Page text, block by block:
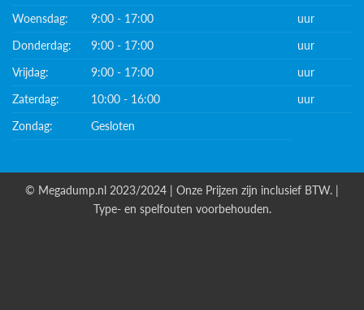
Woensdag:
9:00 - 17:00
uur
Donderdag:
9:00 - 17:00
uur
Vrijdag:
9:00 - 17:00
uur
Zaterdag:
10:00 - 16:00
uur
Zondag:
Gesloten
© Megadump.nl 2023/2024 | Onze Prijzen zijn inclusief BTW. |
Type- en spelfouten voorbehouden.